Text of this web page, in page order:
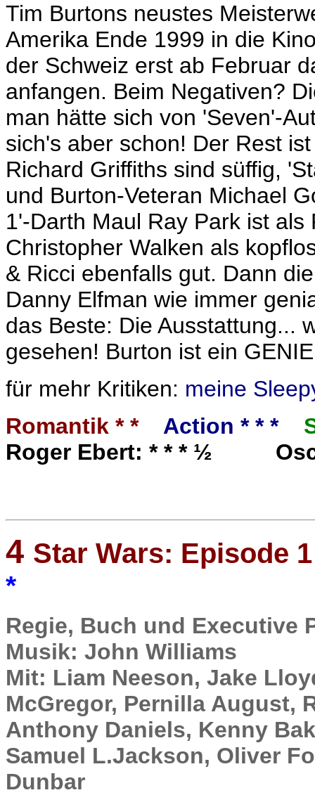
Tim Burtons neustes
Amerika Ende 1999 in die
der Schweiz erst ab Februar
anfangen. Beim Negativen?
man hätte sich von 'Seven'-
sich's aber schon! Der Rest
Richard Griffiths sind süffig,
und Burton-Veteran Michael
1'-Darth Maul Ray Park ist
Christopher Walken als
& Ricci ebenfalls gut. Dann
Danny Elfman wie immer
das Beste: Die Ausstattung...
gesehen! Burton ist ein
für mehr Kritiken: meine
Romantik * * Action * * *
Roger Ebert: * * * ½
4 Star Wars: Episode
*
Regie, Buch und Executive
Musik: John Williams
Mit: Liam Neeson, Jake
McGregor, Pernilla August,
Anthony Daniels, Kenny
Samuel L.Jackson, Oliver
Dunbar